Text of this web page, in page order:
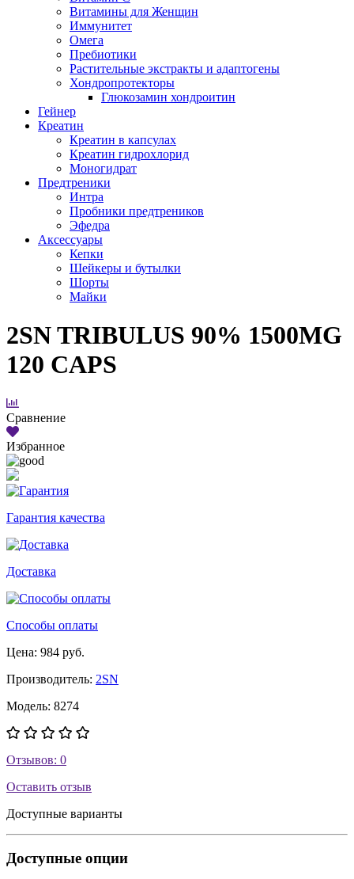
Витамины для Женщин
Иммунитет
Омега
Пребиотики
Растительные экстракты и адаптогены
Хондропротекторы
Глюкозамин хондроитин
Гейнер
Креатин
Креатин в капсулах
Креатин гидрохлорид
Моногидрат
Предтреники
Интра
Пробники предтреников
Эфедра
Аксессуары
Кепки
Шейкеры и бутылки
Шорты
Майки
2SN TRIBULUS 90% 1500MG
120 CAPS
Сравнение
Избранное
Гарантия качества
Доставка
Способы оплаты
Цена: 984 руб.
Производитель: 2SN
Модель: 8274
Отзывов: 0
Оставить отзыв
Доступные варианты
Доступные опции